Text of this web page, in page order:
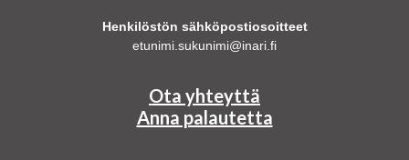
Henkilöstön sähköpostiosoitteet
etunimi.sukunimi@inari.fi
Ota yhteyttä
Anna palautetta